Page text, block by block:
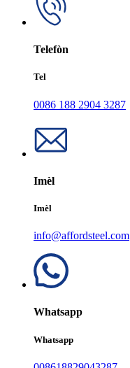
Telefòn
Tel
0086 188 2904 3287
Imèl
Imèl
info@affordsteel.com
Whatsapp
Whatsapp